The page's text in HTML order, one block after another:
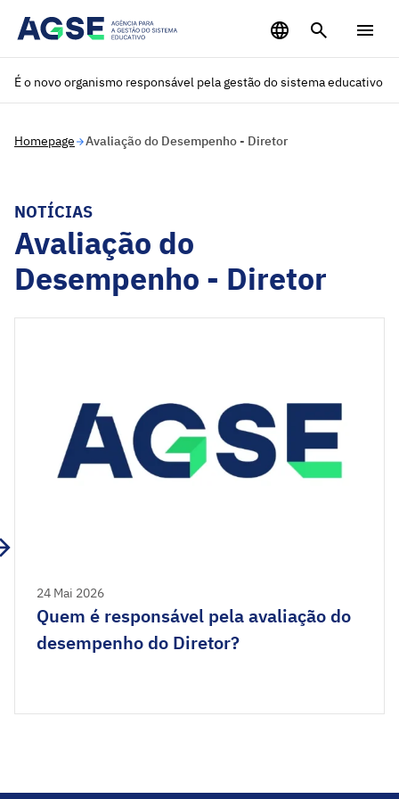
É o novo organismo responsável pela gestão do sistema educativo
Homepage Avaliação do Desempenho - Diretor
NOTÍCIAS
Avaliação do
Desempenho - Diretor
24 Mai 2026
Quem é responsável pela avaliação do
desempenho do Diretor?